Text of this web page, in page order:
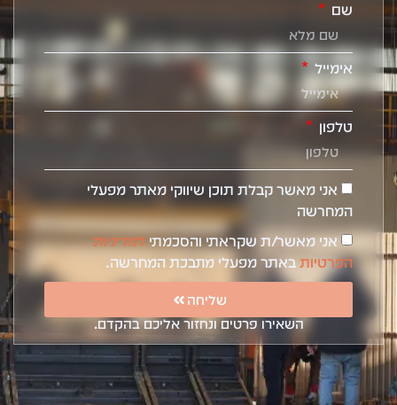
שם
אימייל
טלפון
אני מאשר קבלת תוכן שיווקי מאתר מפעלי
המחרשה
אני מאשר/ת שקראתי והסכמתילמדיניות
הפרטיותבאתר מפעלי מתבכת המחרשה.
שליחה
השאירו פרטים ונחזור אליכם בהקדם.